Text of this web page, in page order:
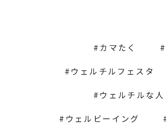
カマたく
ウェルチルフェスタ
ウェルチルな人
ウェルビーイング